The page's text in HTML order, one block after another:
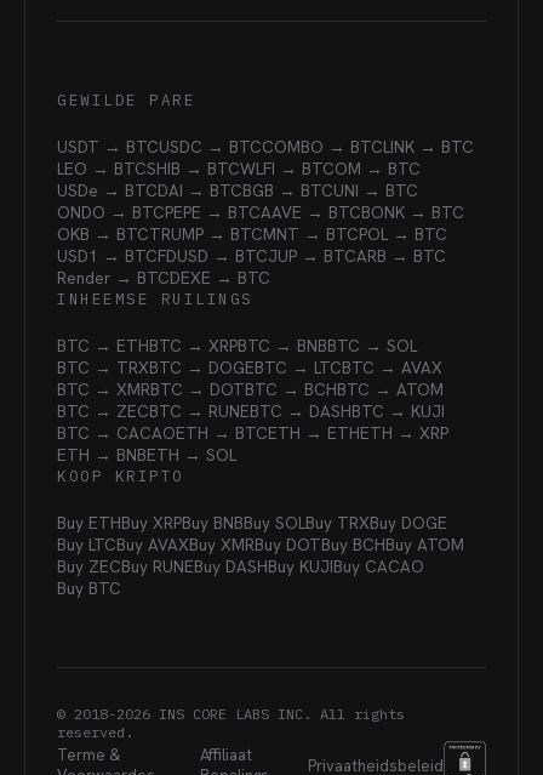
GEWILDE PARE
USDT → BTCUSDC → BTCCOMBO → BTCLINK → BTC
LEO → BTCSHIB → BTCWLFI → BTCOM → BTC
USDe → BTCDAI → BTCBGB → BTCUNI → BTC
ONDO → BTCPEPE → BTCAAVE → BTCBONK → BTC
OKB → BTCTRUMP → BTCMNT → BTCPOL → BTC
USD1 → BTCFDUSD → BTCJUP → BTCARB → BTC
Render → BTCDEXE → BTC
INHEEMSE RUILINGS
BTC → ETHBTC → XRPBTC → BNBBTC → SOL
BTC → TRXBTC → DOGEBTC → LTCBTC → AVAX
BTC → XMRBTC → DOTBTC → BCHBTC → ATOM
BTC → ZECBTC → RUNEBTC → DASHBTC → KUJI
BTC → CACAOETH → BTCETH → ETHETH → XRP
ETH → BNBETH → SOL
KOOP KRIPTO
Buy ETHBuy XRPBuy BNBBuy SOLBuy TRXBuy DOGE
Buy LTCBuy AVAXBuy XMRBuy DOTBuy BCHBuy ATOM
Buy ZECBuy RUNEBuy DASHBuy KUJIBuy CACAO
Buy BTC
© 2018-2026 INS CORE LABS INC. All rights
reserved.
Terme &
Affiliaat
Privaatheidsbeleid